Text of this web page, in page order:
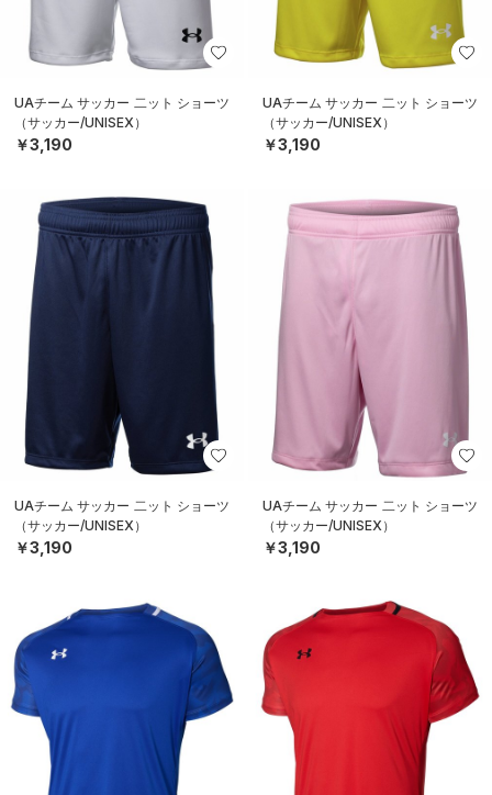
UAチーム サッカー 二ット ショーツ
（サッカー/UNISEX）
￥3,190
UAチーム サッカー 二ット ショーツ
（サッカー/UNISEX）
￥3,190
UAチーム サッカー 二ット ショーツ
（サッカー/UNISEX）
￥3,190
UAチーム サッカー 二ット ショーツ
（サッカー/UNISEX）
￥3,190